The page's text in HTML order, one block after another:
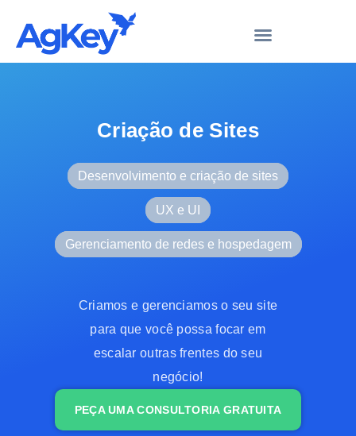
Criação de Sites
Desenvolvimento e criação de sites
UX e UI
Gerenciamento de redes e hospedagem
Criamos e gerenciamos o seu site
para que você possa focar em
escalar outras frentes do seu
negócio!
PEÇA UMA CONSULTORIA GRATUITA